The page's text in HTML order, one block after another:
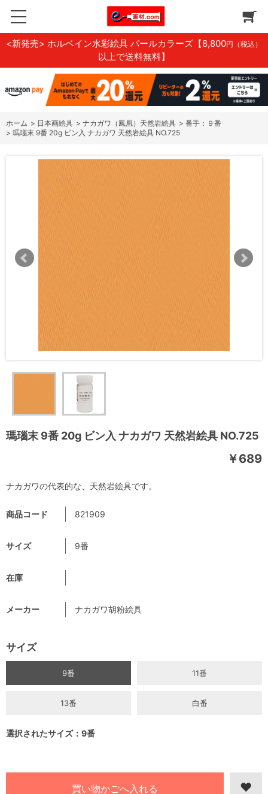
<新発売> ホルベイン水彩絵具 パールカラーズ 【8,800円（税込）
以上で送料無料】
ホーム > 日本画絵具 > ナカガワ（鳳凰）天然岩絵具 > 番手：９番
> 瑪瑙末 9番 20g ビン入 ナカガワ 天然岩絵具 NO.725
瑪瑙末 9番 20g ビン入 ナカガワ 天然岩絵具 NO.725
￥689
商品コード 821909
サイズ 9番
在庫
メーカー ナカガワ胡粉絵具
サイズ
9番 11番
13番 白番
選択されたサイズ：9番
ナカガワの代表的な、天然岩絵具です。